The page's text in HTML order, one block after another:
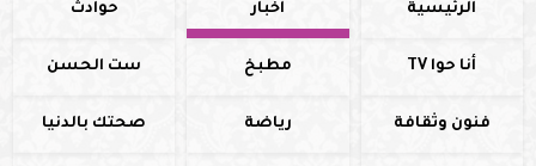
الرئيسية أخبار حوادث
أنا حوا TV مطبخ ست الحسن
فنون وثقافة رياضة صحتك بالدنيا